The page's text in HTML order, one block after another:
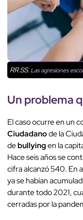
RR.SS. Las agresiones
Un problema
El caso ocurre en un
Ciudadanode la
debullyingen la
Hace seis años se
cifra alcanzó 540. En
ya se habían
durante todo 2021,
cerradas por la